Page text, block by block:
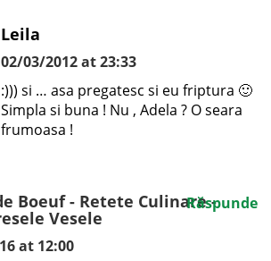
Leila
02/03/2012 at 23:33
:))) si … asa pregatesc si eu friptura 🙂
Simpla si buna ! Nu , Adela ? O seara
frumoasa !
Boeuf - Retete Culinare -
Vesele
at 12:00
Răspunde